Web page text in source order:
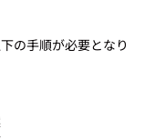
の手順が必要となり